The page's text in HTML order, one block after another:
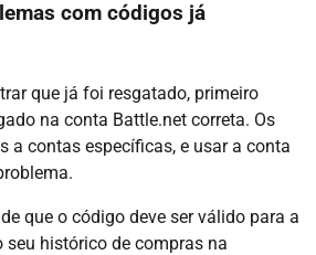
com códigos já
que já foi resgatado, primeiro
na conta Battle.net correta. Os
a contas específicas, e usar a conta
que o código deve ser válido para a
seu histórico de compras na